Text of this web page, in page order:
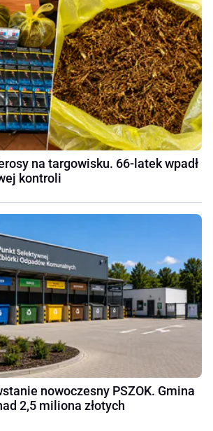
na targowisku. 66-latek wpadł
kontroli
nowoczesny PSZOK. Gmina
2,5 miliona złotych